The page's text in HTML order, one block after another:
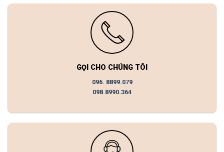
GỌI CHO CHÚNG TÔI
096. 8899.079
098.8990.364